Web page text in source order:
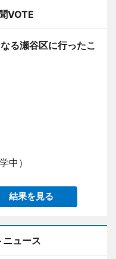
VOTE
る瀬谷区に行ったこ
中）
結果を見る
ニュース